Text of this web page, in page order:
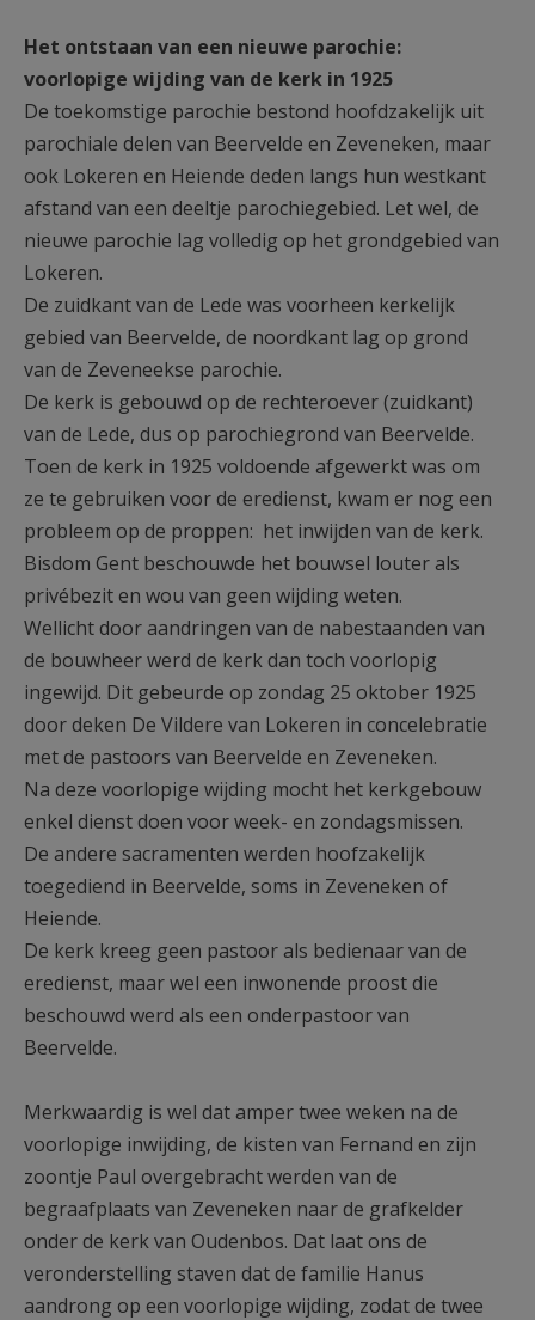
Het ontstaan van een nieuwe parochie:
voorlopige wijding van de kerk in 1925
De toekomstige parochie bestond hoofdzakelijk uit
parochiale delen van Beervelde en Zeveneken, maar
ook Lokeren en Heiende deden langs hun westkant
afstand van een deeltje parochiegebied. Let wel, de
nieuwe parochie lag volledig op het grondgebied van
Lokeren.
De zuidkant van de Lede was voorheen kerkelijk
gebied van Beervelde, de noordkant lag op grond
van de Zeveneekse parochie.
De kerk is gebouwd op de rechteroever (zuidkant)
van de Lede, dus op parochiegrond van Beervelde.
Toen de kerk in 1925 voldoende afgewerkt was om
ze te gebruiken voor de eredienst, kwam er nog een
probleem op de proppen: het inwijden van de kerk.
Bisdom Gent beschouwde het bouwsel louter als
privébezit en wou van geen wijding weten.
Wellicht door aandringen van de nabestaanden van
de bouwheer werd de kerk dan toch voorlopig
ingewijd. Dit gebeurde op zondag 25 oktober 1925
door deken De Vildere van Lokeren in concelebratie
met de pastoors van Beervelde en Zeveneken.
Na deze voorlopige wijding mocht het kerkgebouw
enkel dienst doen voor week- en zondagsmissen.
De andere sacramenten werden hoofzakelijk
toegediend in Beervelde, soms in Zeveneken of
Heiende.
De kerk kreeg geen pastoor als bedienaar van de
eredienst, maar wel een inwonende proost die
beschouwd werd als een onderpastoor van
Beervelde.
Merkwaardig is wel dat amper twee weken na de
voorlopige inwijding, de kisten van Fernand en zijn
zoontje Paul overgebracht werden van de
begraafplaats van Zeveneken naar de grafkelder
onder de kerk van Oudenbos. Dat laat ons de
veronderstelling staven dat de familie Hanus
aandrong op een voorlopige wijding, zodat de twee